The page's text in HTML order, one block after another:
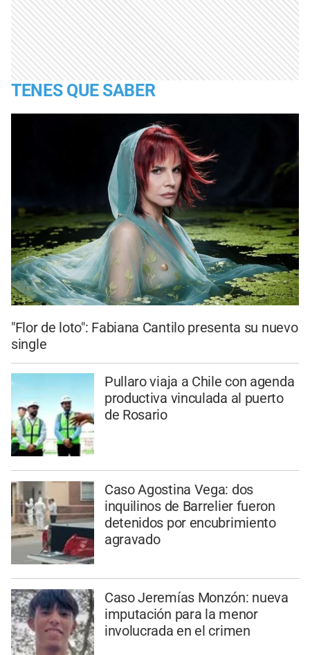
TENES QUE SABER
"Flor de loto": Fabiana Cantilo presenta su nuevo
single
Pullaro viaja a Chile con agenda
productiva vinculada al puerto
de Rosario
Caso Agostina Vega: dos
inquilinos de Barrelier fueron
detenidos por encubrimiento
agravado
Caso Jeremías Monzón: nueva
imputación para la menor
involucrada en el crimen